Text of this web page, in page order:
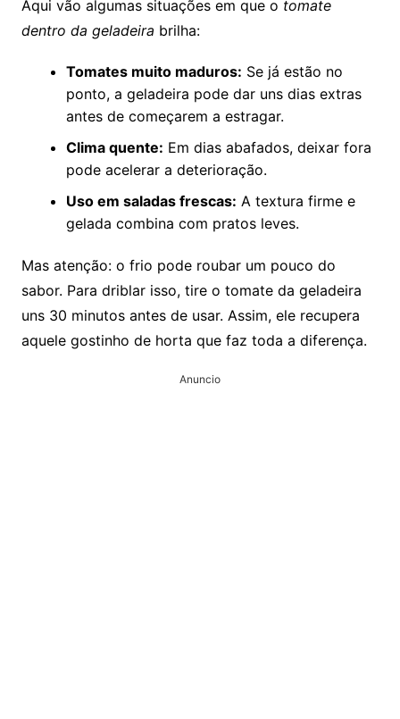
Aqui vão algumas situações em que o tomate
dentro da geladeira brilha:
Tomates muito maduros: Se já estão no
ponto, a geladeira pode dar uns dias extras
antes de começarem a estragar.
Clima quente: Em dias abafados, deixar fora
pode acelerar a deterioração.
Uso em saladas frescas: A textura firme e
gelada combina com pratos leves.
Mas atenção: o frio pode roubar um pouco do
sabor. Para driblar isso, tire o tomate da geladeira
uns 30 minutos antes de usar. Assim, ele recupera
aquele gostinho de horta que faz toda a diferença.
Anuncio